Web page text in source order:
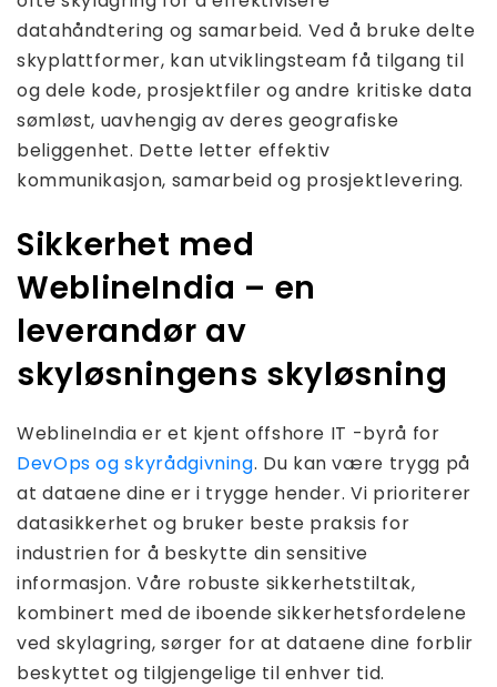
datahåndtering og samarbeid. Ved å bruke delte
skyplattformer, kan utviklingsteam få tilgang til
og dele kode, prosjektfiler og andre kritiske data
sømløst, uavhengig av deres geografiske
beliggenhet. Dette letter effektiv
kommunikasjon, samarbeid og prosjektlevering.
Sikkerhet med
WeblineIndia – en
leverandør av
skyløsningens skyløsning
WeblineIndia er et kjent offshore IT -byrå for
DevOps og skyrådgivning. Du kan være trygg på
at dataene dine er i trygge hender. Vi prioriterer
datasikkerhet og bruker beste praksis for
industrien for å beskytte din sensitive
informasjon. Våre robuste sikkerhetstiltak,
kombinert med de iboende sikkerhetsfordelene
ved skylagring, sørger for at dataene dine forblir
beskyttet og tilgjengelige til enhver tid.